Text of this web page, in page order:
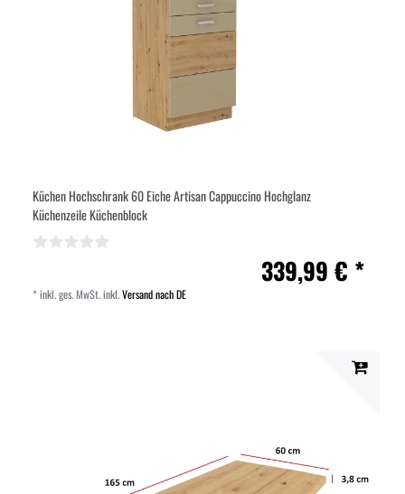
Küchen Hochschrank 60 Eiche Artisan Cappuccino Hochglanz
Küchenzeile Küchenblock
339,99 € *
*inkl. ges. MwSt.inkl.Versand nach DE